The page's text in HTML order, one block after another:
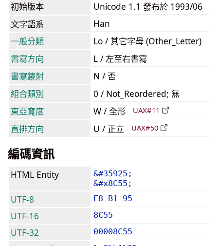
初始版本
Unicode 1.1 發布於 1993/06
文字語系
Han
一般分類
Lo / 其它字母 (Other_Letter)
書寫方向
L / 左至右書寫
書寫鏡射
N / 否
組合類別
0 / Not_Reordered; 無
東亞寬度
W / 全形 UAX#11
直排方向 U / 正立 UAX#50
編碼資訊
HTML Entity
&#35925;
&#x8C55;
UTF-8 E8 B1 95
UTF-16 8C55
UTF-32 00008C55